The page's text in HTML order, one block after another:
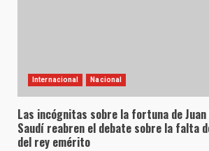
Internacional Nacional
Las incógnitas sobre la fortuna de
Saudí reabren el debate sobre la falta
del rey emérito